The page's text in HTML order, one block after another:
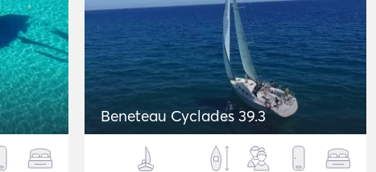
Beneteau Cyclades 39.3